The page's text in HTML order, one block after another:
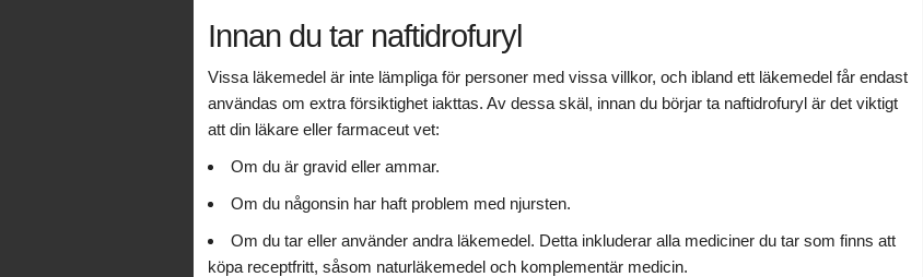
Innan du tar naftidrofuryl
Vissa läkemedel är inte lämpliga för personer med vissa villkor, och ibland ett läkemedel får endast
användas om extra försiktighet iakttas. Av dessa skäl, innan du börjar ta naftidrofuryl är det viktigt
att din läkare eller farmaceut vet:
Om du är gravid eller ammar.
Om du någonsin har haft problem med njursten.
Om du tar eller använder andra läkemedel. Detta inkluderar alla mediciner du tar som finns att
köpa receptfritt, såsom naturläkemedel och komplementär medicin.